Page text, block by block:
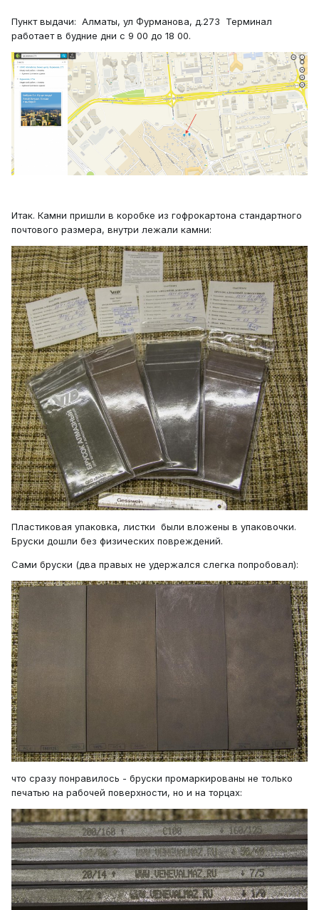
Пункт выдачи: Алматы, ул Фурманова, д.273 Терминал
работает в будние дни с 9 00 до 18 00.
Итак. Камни пришли в коробке из гофрокартона стандартного
почтового размера, внутри лежали камни:
Пластиковая упаковка, листки были вложены в упаковочки.
Бруски дошли без физических повреждений.
Сами бруски (два правых не удержался слегка попробовал):
что сразу понравилось - бруски промаркированы не только
печатью на рабочей поверхности, но и на торцах: